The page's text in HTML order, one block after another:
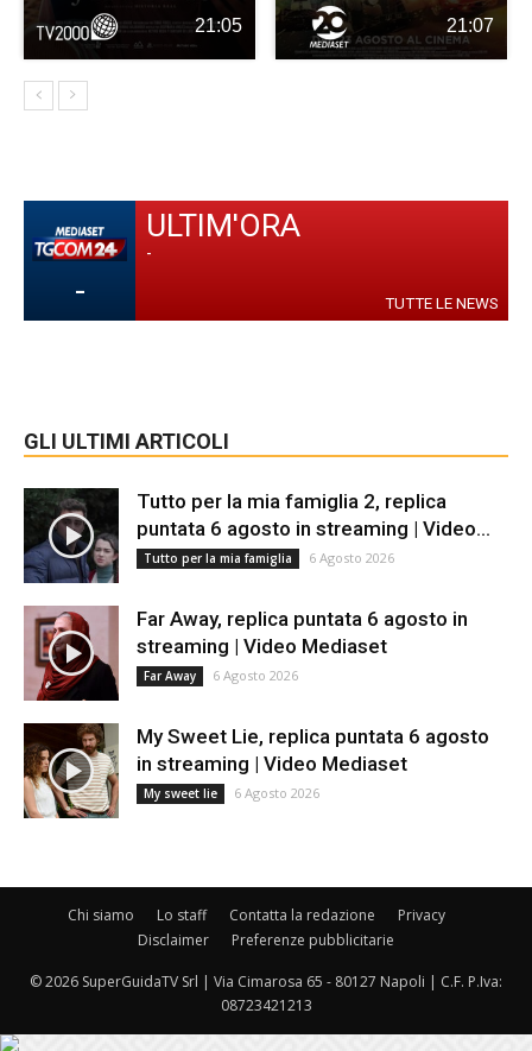
21:05 21:07
-
ULTIM'ORA
-
TUTTE LE NEWS
GLI ULTIMI ARTICOLI
Tutto per la mia famiglia 2, replica
puntata 6 agosto in streaming | Video...
Tutto per la mia famiglia 6 Agosto 2026
Far Away, replica puntata 6 agosto in
streaming | Video Mediaset
Far Away 6 Agosto 2026
My Sweet Lie, replica puntata 6 agosto
in streaming | Video Mediaset
My sweet lie 6 Agosto 2026
Chi siamo Lo staff Contatta la redazione
Privacy
Disclaimer
Preferenze pubblicitarie
© 2026 SuperGuidaTV Srl | Via Cimarosa 65 - 80127 Napoli | C.F. P.Iva:
08723421213